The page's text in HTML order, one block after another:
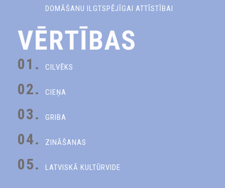
DOMĀŠANU ILGTSPĒJĪGAI ATTĪSTĪBAI
VĒRTĪBAS
01. CILVĒKS
02. CIEŅA
03. GRIBA
04. ZINĀŠANAS
05. LATVISKĀ KULTŪRVIDE